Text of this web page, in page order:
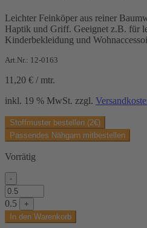
Leichter Feinköper aus reiner
Haptik und Griff. Geeignet z.B. für
Kinderbekleidung und
Art.Nr.: 12-0163
11,20 € / mtr.
inkl. 19 % MwSt. zzgl.
Stoffmuster bestellen (2€)
Passendes Nähgarn mitbestellen
Vorrätig
-
Feinköper,
rot,
uni
Menge
0.5
+
In den Warenkorb